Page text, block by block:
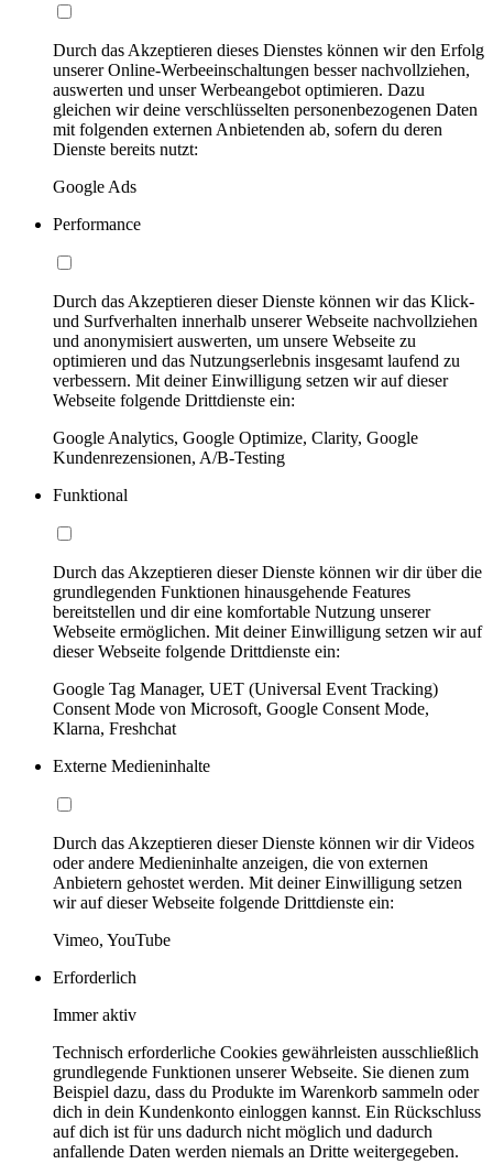
Durch das Akzeptieren dieses Dienstes können wir den Erfolg
unserer Online-Werbeeinschaltungen besser nachvollziehen,
auswerten und unser Werbeangebot optimieren. Dazu
gleichen wir deine verschlüsselten personenbezogenen Daten
mit folgenden externen Anbietenden ab, sofern du deren
Dienste bereits nutzt:
Google Ads
Performance
Durch das Akzeptieren dieser Dienste können wir das Klick-
und Surfverhalten innerhalb unserer Webseite nachvollziehen
und anonymisiert auswerten, um unsere Webseite zu
optimieren und das Nutzungserlebnis insgesamt laufend zu
verbessern. Mit deiner Einwilligung setzen wir auf dieser
Webseite folgende Drittdienste ein:
Google Analytics, Google Optimize, Clarity, Google
Kundenrezensionen, A/B-Testing
Funktional
Durch das Akzeptieren dieser Dienste können wir dir über die
grundlegenden Funktionen hinausgehende Features
bereitstellen und dir eine komfortable Nutzung unserer
Webseite ermöglichen. Mit deiner Einwilligung setzen wir auf
dieser Webseite folgende Drittdienste ein:
Google Tag Manager, UET (Universal Event Tracking)
Consent Mode von Microsoft, Google Consent Mode,
Klarna, Freshchat
Externe Medieninhalte
Durch das Akzeptieren dieser Dienste können wir dir Videos
oder andere Medieninhalte anzeigen, die von externen
Anbietern gehostet werden. Mit deiner Einwilligung setzen
wir auf dieser Webseite folgende Drittdienste ein:
Vimeo, YouTube
Erforderlich
Immer aktiv
Technisch erforderliche Cookies gewährleisten ausschließlich
grundlegende Funktionen unserer Webseite. Sie dienen zum
Beispiel dazu, dass du Produkte im Warenkorb sammeln oder
dich in dein Kundenkonto einloggen kannst. Ein Rückschluss
auf dich ist für uns dadurch nicht möglich und dadurch
anfallende Daten werden niemals an Dritte weitergegeben.